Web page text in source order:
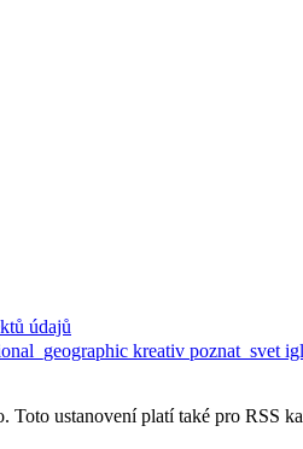
údajů
kreativ poznat_svet
ustanovení platí také pro RSS